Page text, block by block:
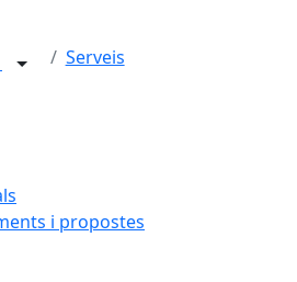
Serveis
i propostes